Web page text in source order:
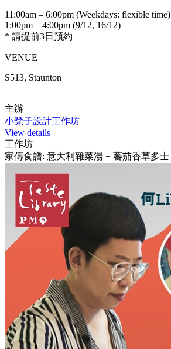
11:00am – 6:00pm (Weekdays: flexible time)
1:00pm – 4:00pm (9/12, 16/12)
* 請提前3日預約
VENUE
S513, Staunton
主辦
小凳子設計工作坊
View details
工作坊
家傳食譜: 意大利雜菜湯 + 蕃茄香草多士